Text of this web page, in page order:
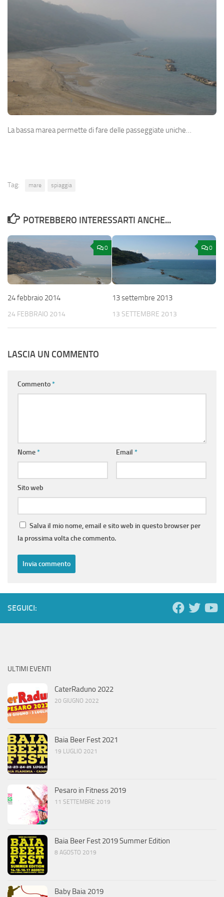
La bassa marea permette di fare delle passeggiate uniche…
Tag: mare spiaggia
POTREBBERO INTERESSARTI ANCHE...
0
24 febbraio 2014
24 FEBBRAIO 2014
0
13 settembre 2013
13 SETTEMBRE 2013
LASCIA UN COMMENTO
Commento*
Nome* Email *
Sito web
Salva il mio nome, email e sito web in questo browser per
la prossima volta che commento.
SEGUICI:
ULTIMI EVENTI
CaterRaduno 2022
20 GIUGNO 2022
Baia Beer Fest 2021
19 LUGLIO 2021
Pesaro in Fitness 2019
11 SETTEMBRE 2019
Baia Beer Fest 2019 Summer Edition
8 AGOSTO 2019
Baby Baia 2019